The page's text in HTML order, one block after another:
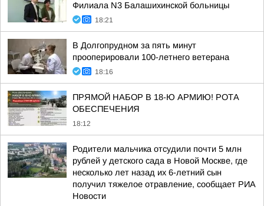
Филиала N3 Балашихинской больницы
18:21
В Долгопрудном за пять минут
прооперировали 100-летнего ветерана
18:16
ПРЯМОЙ НАБОР В 18-Ю АРМИЮ! РОТА
ОБЕСПЕЧЕНИЯ
18:12
Родители мальчика отсудили почти 5 млн
рублей у детского сада в Новой Москве, где
несколько лет назад их 6-летний сын
получил тяжелое отравление, сообщает РИА
Новости